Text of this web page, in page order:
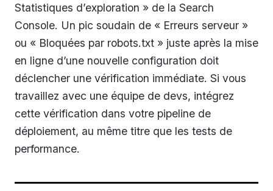
Statistiques d’exploration » de la Search
Console. Un pic soudain de « Erreurs serveur »
ou « Bloquées par robots.txt » juste après la mise
en ligne d’une nouvelle configuration doit
déclencher une vérification immédiate. Si vous
travaillez avec une équipe de devs, intégrez
cette vérification dans votre pipeline de
déploiement, au même titre que les tests de
performance.